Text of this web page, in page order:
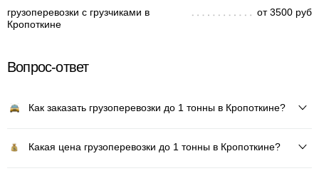
грузоперевозки с грузчиками в
Кропоткине
от 3500 руб
Вопрос-ответ
Как заказать грузоперевозки до 1 тонны в Кропоткине?
Какая цена грузоперевозки до 1 тонны в Кропоткине?